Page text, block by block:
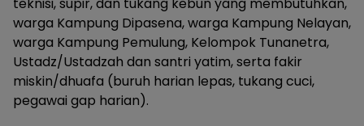
warga Kampung Dipasena, warga Kampung Nelayan,
warga Kampung Pemulung, Kelompok Tunanetra,
Ustadz/Ustadzah dan santri yatim, serta fakir
miskin/dhuafa (buruh harian lepas, tukang cuci,
pegawai gap harian).